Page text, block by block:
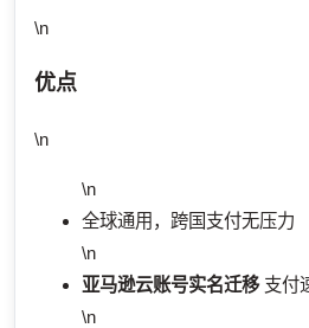
\n
优点
\n
\n
全球通用，跨国支付无压力
\n
亚马逊云账号实名迁移支付
\n